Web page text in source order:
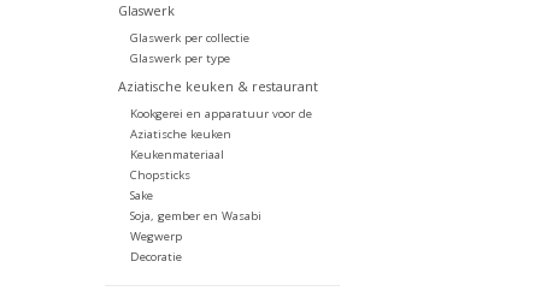
Glaswerk
Glaswerk per collectie
Glaswerk per type
Aziatische keuken & restaurant
Kookgerei en apparatuur voor de
Aziatische keuken
Keukenmateriaal
Chopsticks
Sake
Soja, gember en Wasabi
Wegwerp
Decoratie